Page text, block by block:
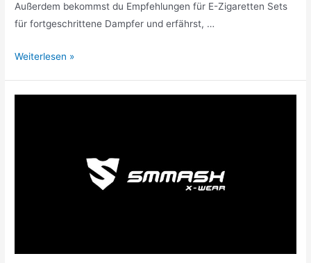
Außerdem bekommst du Empfehlungen für E-Zigaretten Sets
für fortgeschrittene Dampfer und erfährst, …
E-
Weiterlesen »